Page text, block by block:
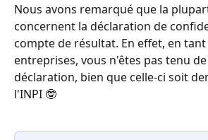
Nous avons remarqué que la
concernent la déclaration de
compte de résultat. En effet, en
entreprises, vous n'êtes pas tenu
déclaration, bien que celle-ci soit
l'INPI 🤓